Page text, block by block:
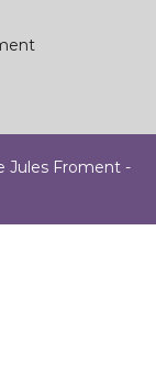
Jules Froment -